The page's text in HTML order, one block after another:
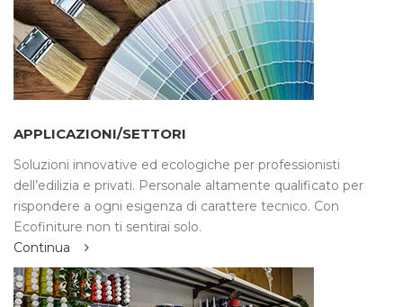
APPLICAZIONI/SETTORI
Soluzioni innovative ed ecologiche per professionisti
dell’edilizia e privati. Personale altamente qualificato per
rispondere a ogni esigenza di carattere tecnico. Con
Ecofiniture non ti sentirai solo.
Continua